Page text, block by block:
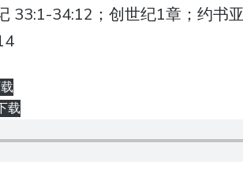
33:1-34:12；创世纪1章；约书
载